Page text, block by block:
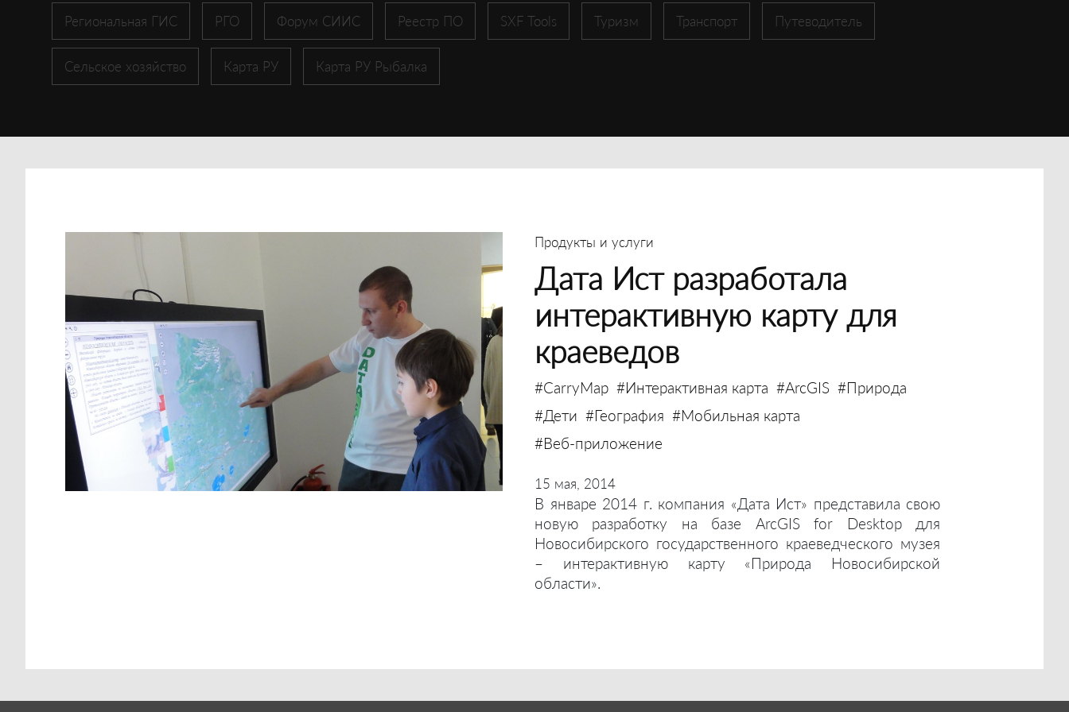
Региональная ГИС РГО Форум СИИС Реестр ПО SXF Tools Туризм Транспорт Путеводитель
Сельское хозяйство Карта РУ Карта РУ Рыбалка
Продукты и услуги
Дата Ист разработала
интерактивную карту для
краеведов
#CarryMap #Интерактивная карта #ArcGIS #Природа
#Дети #География #Мобильная карта
#Веб-приложение
15 мая, 2014
В январе 2014 г. компания «Дата Ист» представила свою
новую разработку на базе ArcGIS for Desktop для
Новосибирского государственного краеведческого музея
– интерактивную карту «Природа Новосибирской
области».